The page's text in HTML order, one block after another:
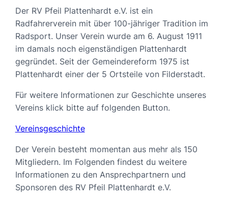
Der RV Pfeil Plattenhardt e.V. ist ein
Radfahrerverein mit über 100-jähriger Tradition im
Radsport. Unser Verein wurde am 6. August 1911
im damals noch eigenständigen Plattenhardt
gegründet. Seit der Gemeindereform 1975 ist
Plattenhardt einer der 5 Ortsteile von Filderstadt.
Für weitere Informationen zur Geschichte unseres
Vereins klick bitte auf folgenden Button.
Vereinsgeschichte
Der Verein besteht momentan aus mehr als 150
Mitgliedern. Im Folgenden findest du weitere
Informationen zu den Ansprechpartnern und
Sponsoren des RV Pfeil Plattenhardt e.V.